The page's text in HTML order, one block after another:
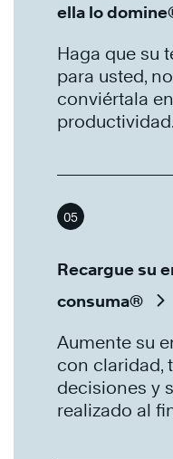
ella lo
Haga que su
para usted,
conviértala
productividad.
05
Recargue su
consuma®
Aumente su
con claridad,
decisiones y
realizado al